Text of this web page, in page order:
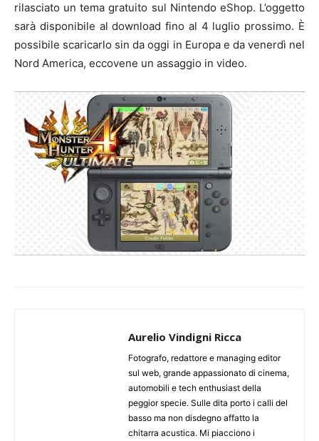
rilasciato un tema gratuito sul Nintendo eShop. L’oggetto
sarà disponibile al download fino al 4 luglio prossimo. È
possibile scaricarlo sin da oggi in Europa e da venerdì nel
Nord America, eccovene un assaggio in video.
Aurelio Vindigni Ricca
Fotografo, redattore e managing editor
sul web, grande appassionato di cinema,
automobili e tech enthusiast della
peggior specie. Sulle dita porto i calli del
basso ma non disdegno affatto la
chitarra acustica. Mi piacciono i